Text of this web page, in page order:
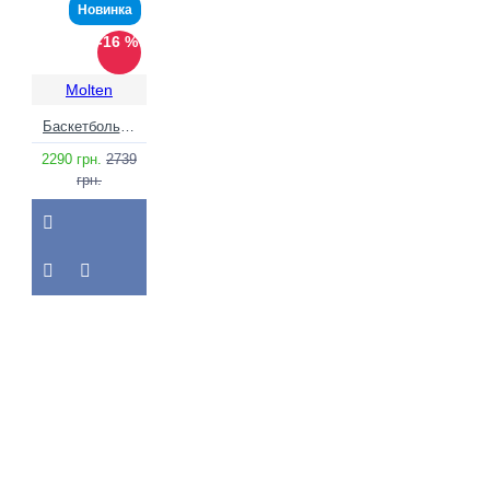
Новинка
-16 %
Molten
Баскетбольний м'яч Molten B7F3501-WB (розмір 7) +подарунок
2290 грн. 2739
грн.